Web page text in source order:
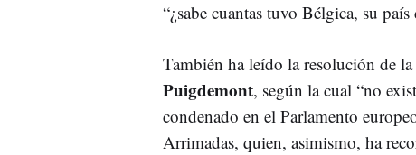
“¿sabe cuantas tuvo Bélgica, su
También ha leído la resolución de
Puigdemont, según la cual “no
condenado en el Parlamento
Arrimadas, quien, asimismo, ha